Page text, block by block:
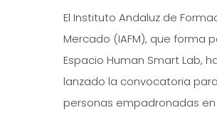
El Instituto Andaluz de
Mercado (IAFM), que forma
Espacio Human Smart Lab,
lanzado la convocatoria
personas empadronadas en